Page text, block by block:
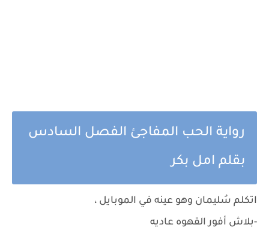
رواية الحب المفاجئ الفصل السادس
بقلم امل بكر
اتكلم سُليمان وهو عينه في الموبايل ،
-بلاش أفور القهوه عاديه